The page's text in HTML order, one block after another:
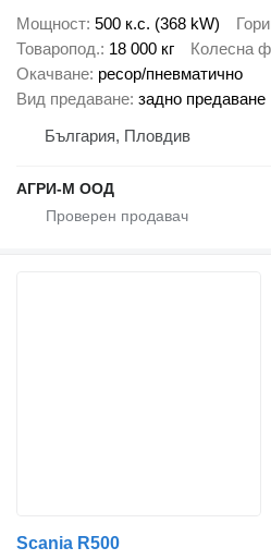
Мощност 500 к.с. (368 kW)
Товаропод. 18 000 кг Колесна
Окачване ресор/пневматично
Вид предаване задно предаване
България, Пловдив
АГРИ-М ООД
Scania R500